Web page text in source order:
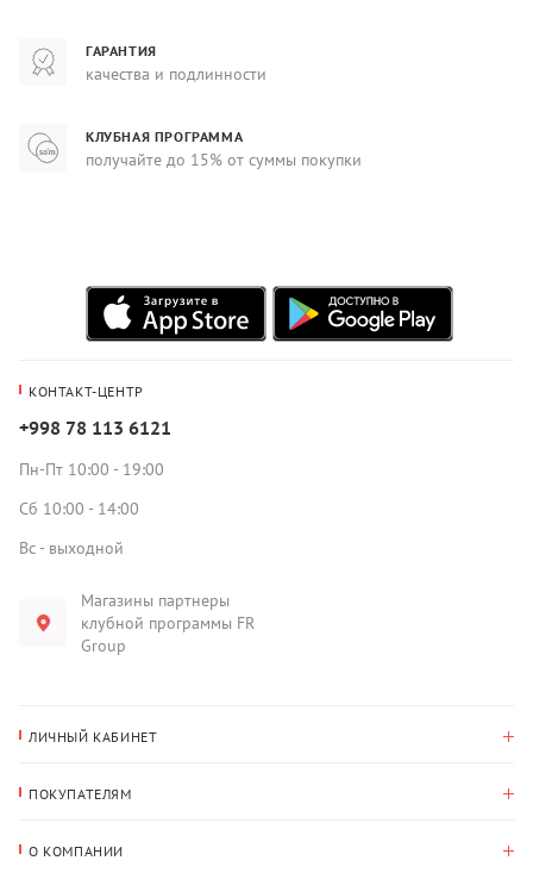
ГАРАНТИЯ
качества и подлинности
КЛУБНАЯ ПРОГРАММА
получайте до 15% от суммы покупки
КОНТАКТ-ЦЕНТР
+998 78 113 6121
Пн-Пт 10:00 - 19:00
Сб 10:00 - 14:00
Вс - выходной
Магазины партнеры
клубной программы FR
Group
ЛИЧНЫЙ КАБИНЕТ
Адрес для доставки
ПОКУПАТЕЛЯМ
О КОМПАНИИ